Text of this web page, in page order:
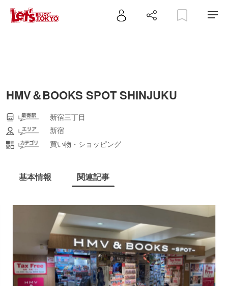
HMV＆BOOKS SPOT SHINJUKU
新宿三丁目
新宿
買い物・ショッピング
基本情報 関連記事